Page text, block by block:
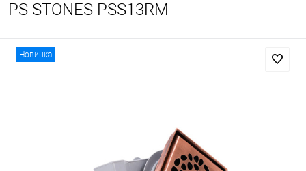
PS STONES PSS13RM
Новинка